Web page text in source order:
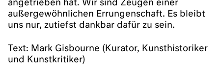
angetrieben hat. Wir sind Zeugen einer
außergewöhnlichen Errungenschaft. Es bleibt
uns nur, zutiefst dankbar dafür zu sein.
Text: Mark Gisbourne (Kurator, Kunsthistoriker
und Kunstkritiker)